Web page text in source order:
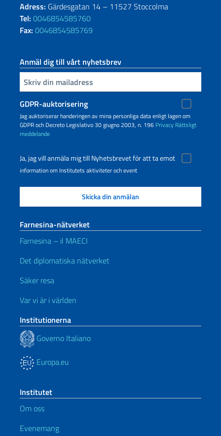
Adress: Gärdesgatan 14 – 11527 Stoccolma
Tel: 0046854585760
Fax: 0046854585769
Anmäl dig till vårt nyhetsbrev
Infoga din e-post
GDPR-auktorisering
Jag auktoriserar handeringen av mina personliga data enligt lagen om
GDPR och Decreto Legislativo 30 giugno 2003, n. 196 Privacy Rättsligt
meddelande
Ja, jag vill anmäla mig till Nyhetsbrevet för att ta emot
information om Institutets aktiviteter och event
Farnesina-nätverket
Farnesina – il MAECI
Det diplomatiska nätverket
Säker resa
Var vi är i världen
Institutionerna
Governo Italiano
Europa.eu
Institutet
Om oss
Evenemang